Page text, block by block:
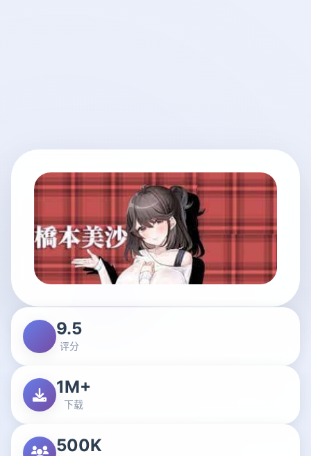
9.5
评分
1M+
下载
500K